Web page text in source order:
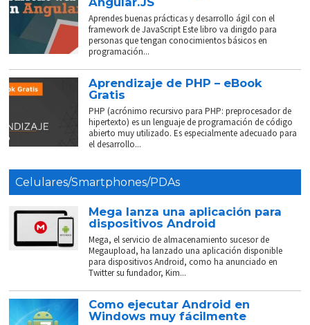
Aprendes buenas prácticas y desarrollo ágil con el
framework de JavaScript Este libro va dirigdo para
personas que tengan conocimientos básicos en
programación...
Aprendizaje de PHP – eBook
Gratis
PHP (acrónimo recursivo para PHP: preprocesador de
hipertexto) es un lenguaje de programación de código
abierto muy utilizado. Es especialmente adecuado para
el desarrollo...
Celulares/Smartphones/PDAs
Mega lanza una aplicación para
dispositivos Android
Mega, el servicio de almacenamiento sucesor de
Megaupload, ha lanzado una aplicación disponible
para dispositivos Android, como ha anunciado en
Twitter su fundador, Kim...
Como ejecutar Android en
Windows muy fácilmente